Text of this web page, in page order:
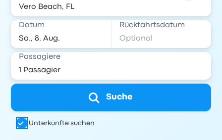
Datum Rückfahrtsdatum
Passagiere
Suche
Unterkünfte suchen